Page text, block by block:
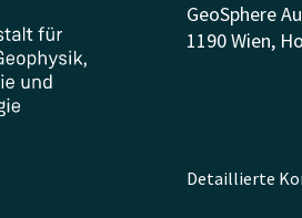
GeoSphere
1190 Wien,
Detaillierte